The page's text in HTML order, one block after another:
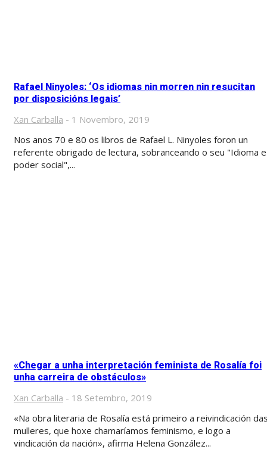
Rafael Ninyoles: ‘Os idiomas nin morren nin resucitan
por disposicións legais’
Xan Carballa - 1 Novembro, 2019
Nos anos 70 e 80 os libros de Rafael L. Ninyoles foron un
referente obrigado de lectura, sobranceando o seu "Idioma e
poder social",...
«Chegar a unha interpretación feminista de Rosalía foi
unha carreira de obstáculos»
Xan Carballa - 18 Setembro, 2019
«Na obra literaria de Rosalía está primeiro a reivindicación
mulleres, que hoxe chamaríamos feminismo, e logo a
vindicación da nación», afirma Helena González...